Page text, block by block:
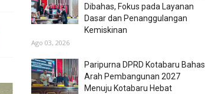
Dibahas, Fokus pada Layanan
Dasar dan Penanggulangan
Kemiskinan
Ago 03, 2026
Paripurna DPRD Kotabaru Bahas
Arah Pembangunan 2027
Menuju Kotabaru Hebat